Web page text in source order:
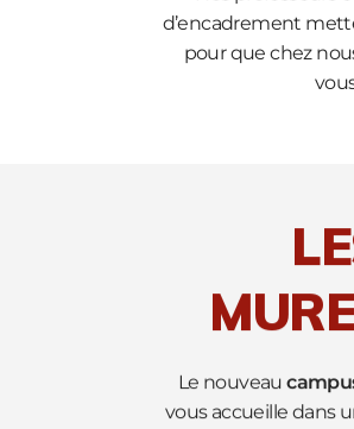
d’encadrement
pour que chez
Le nouveau
vous accueille dans